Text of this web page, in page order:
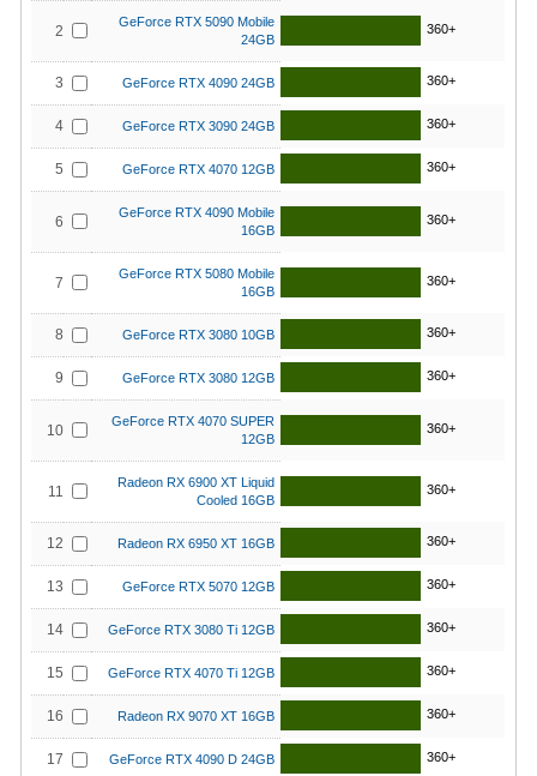
2
GeForce RTX 5090 Mobile
24GB
360+
3 GeForce RTX 4090 24GB 360+
4 GeForce RTX 3090 24GB 360+
5 GeForce RTX 4070 12GB 360+
6
GeForce RTX 4090 Mobile
16GB
360+
7
GeForce RTX 5080 Mobile
16GB
360+
8 GeForce RTX 3080 10GB 360+
9 GeForce RTX 3080 12GB 360+
10
GeForce RTX 4070 SUPER
12GB
360+
11
Radeon RX 6900 XT Liquid
Cooled 16GB
360+
12 Radeon RX 6950 XT 16GB 360+
13 GeForce RTX 5070 12GB 360+
14 GeForce RTX 3080 Ti 12GB 360+
15 GeForce RTX 4070 Ti 12GB 360+
16 Radeon RX 9070 XT 16GB 360+
17 GeForce RTX 4090 D 24GB 360+